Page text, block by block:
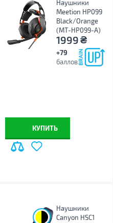
Наушники
Meetion HP099
Black/Orange
(MT-HP099-A)
1999₴
+79
баллов
КУПИТЬ
Наушники
Canyon HSC1